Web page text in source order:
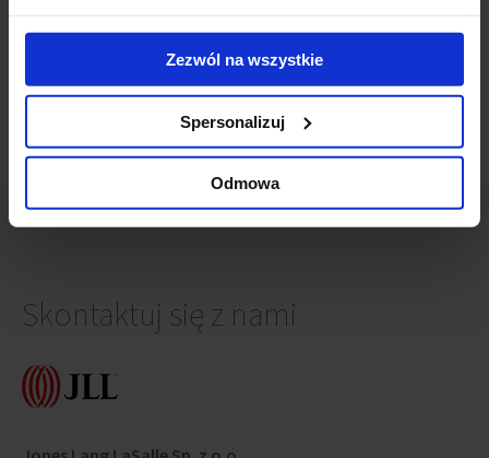
Zezwól na wszystkie
Spersonalizuj
Odmowa
Powstanie nowy biurowiec w centrum Warszawy(8 lipca
Skontaktuj się z nami